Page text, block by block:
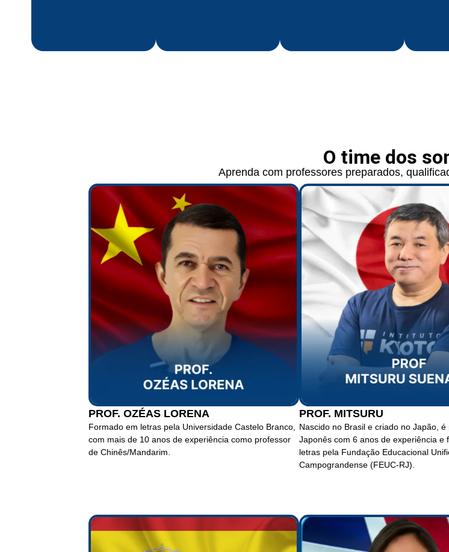
O time dos
Aprenda com professores preparados,
PROF. OZÉAS LORENA
Formado em letras pela Universidade Castelo Branco,
com mais de 10 anos de experiência como professor
de Chinês/Mandarim.
PROF. MITSURU
Nascido no Brasil e criado no Japão,
Japonês com 6 anos de experiência e
letras pela Fundação Educacional
Campograndense (FEUC-RJ).